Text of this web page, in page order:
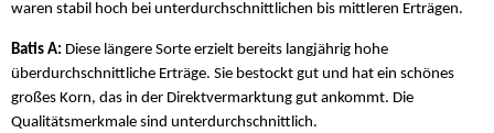
waren stabil hoch bei unterdurchschnittlichen bis mittleren Erträgen.
Batis A: Diese längere Sorte erzielt bereits langjährig hohe
überdurchschnittliche Erträge. Sie bestockt gut und hat ein schönes
großes Korn, das in der Direktvermarktung gut ankommt. Die
Qualitätsmerkmale sind unterdurchschnittlich.